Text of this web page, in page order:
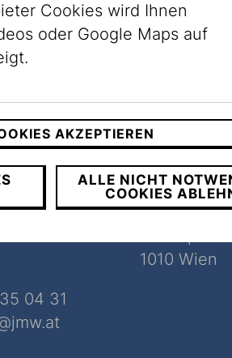
04 31
Museum
1010 Wien
Cookies wird Ihnen
oder Google Maps auf
AKZEPTIEREN
ALLE NICHT
COOKIES